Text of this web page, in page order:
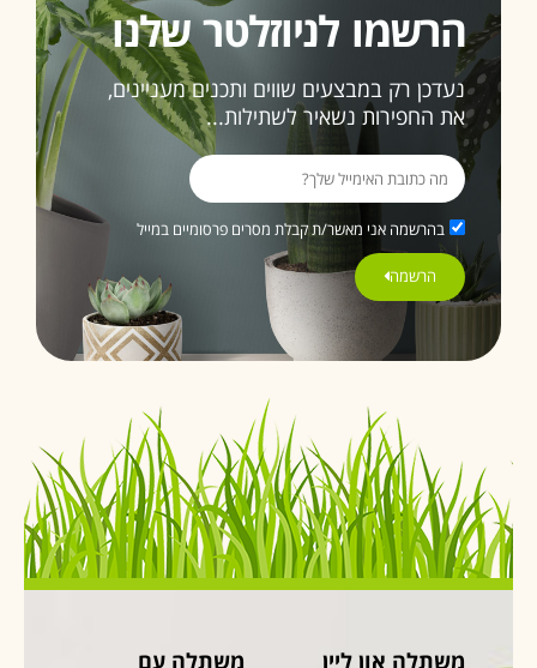
הרשמו לניוזלטר שלנו
נעדכן רק במבצעים שווים ותכנים מעניינים,
את החפירות נשאיר לשתילות...
בהרשמה אני מאשר/ת קבלת מסרים פרסומיים במייל
הרשמה
משתלה און ליין משתלה עם